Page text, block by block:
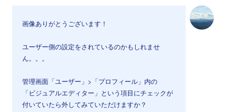
画像ありがとうございます！
ユーザー側の設定をされているのかもしれませ
ん。。。
管理画面「ユーザー」>「プロフィール」内の
「ビジュアルエディター」という項目にチェックが
付いていたら外してみていただけますか？